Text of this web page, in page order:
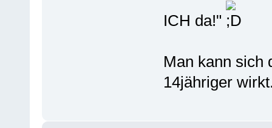
ICH da!"
Man kann sich
14jähriger